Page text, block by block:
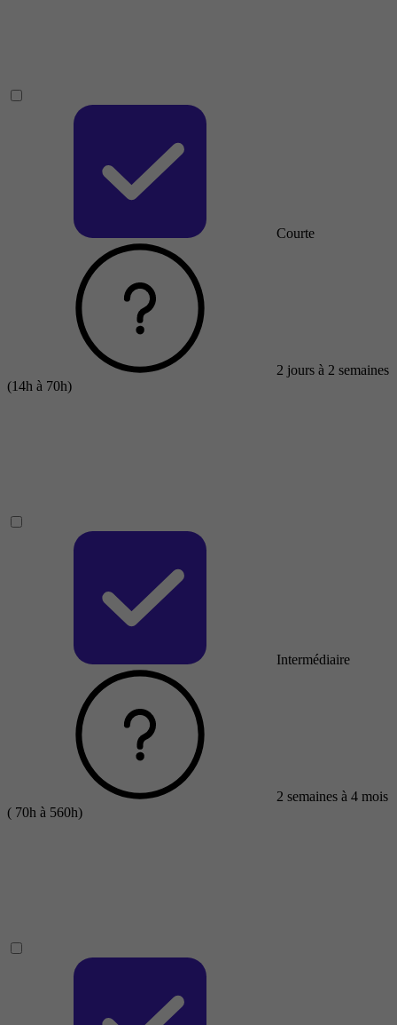
Courte
2 jours à 2 semaines
(14h à 70h)
Intermédiaire
2 semaines à 4 mois
( 70h à 560h)